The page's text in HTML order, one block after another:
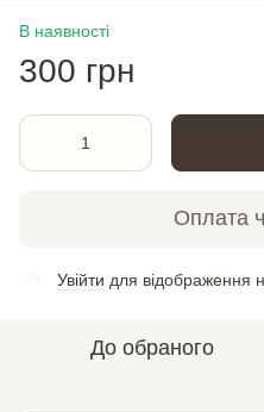
В наявності
300 грн
Оплата
Увійти для відображення
До обраного